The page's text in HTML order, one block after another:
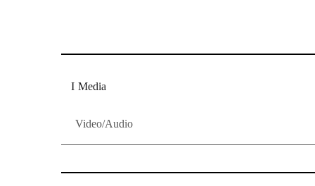
Media
Video/Audio